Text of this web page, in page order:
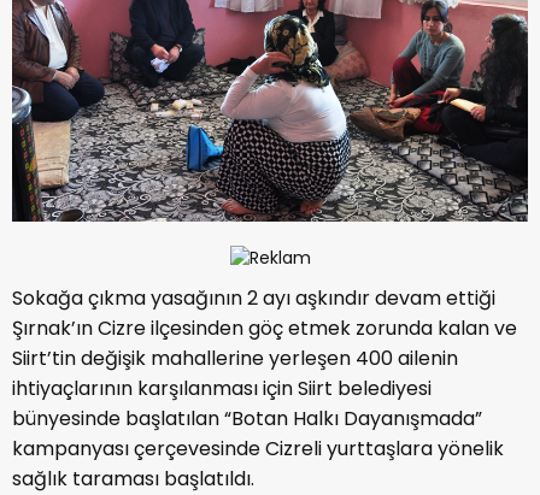
Sokağa çıkma yasağının 2 ayı aşkındır devam ettiği
Şırnak’ın Cizre ilçesinden göç etmek zorunda kalan ve
Siirt’tin değişik mahallerine yerleşen 400 ailenin
ihtiyaçlarının karşılanması için Siirt belediyesi
bünyesinde başlatılan “Botan Halkı Dayanışmada”
kampanyası çerçevesinde Cizreli yurttaşlara yönelik
sağlık taraması başlatıldı.